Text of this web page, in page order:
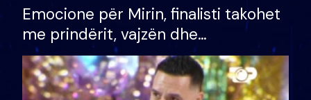
Emocione për Mirin, finalisti takohet
me prindërit, vajzën dhe
bashkëshorten: S’kemi ndonjë letër
divorci apo jo?